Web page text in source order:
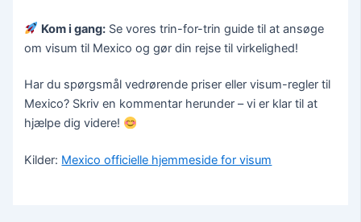
Kom i gang: Se vores trin-for-trin guide til at ansøge
om visum til Mexico og gør din rejse til virkelighed!
Har du spørgsmål vedrørende priser eller visum-regler til
Mexico? Skriv en kommentar herunder – vi er klar til at
hjælpe dig videre!
Kilder: Mexico officielle hjemmeside for visum